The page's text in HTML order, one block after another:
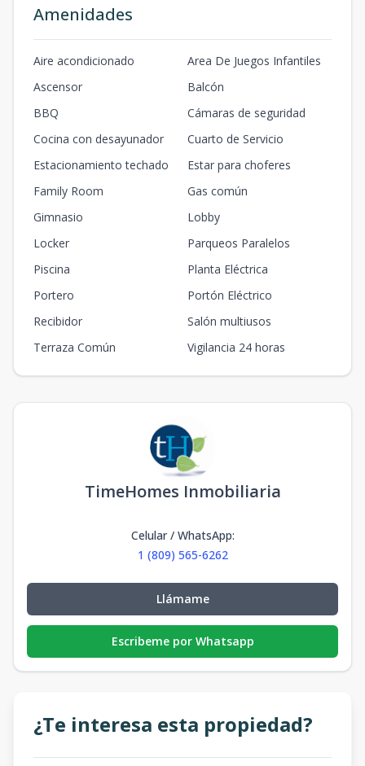
Amenidades
Aire acondicionado
Area De Juegos Infantiles
Ascensor
Balcón
BBQ
Cámaras de seguridad
Cocina con desayunador
Cuarto de Servicio
Estacionamiento techado
Estar para choferes
Family Room
Gas común
Gimnasio
Lobby
Locker
Parqueos Paralelos
Piscina
Planta Eléctrica
Portero
Portón Eléctrico
Recibidor
Salón multiusos
Terraza Común
Vigilancia 24 horas
TimeHomes Inmobiliaria
Celular / WhatsApp:
1 (809) 565-6262
Llámame
Escribeme por Whatsapp
¿Te interesa esta propiedad?